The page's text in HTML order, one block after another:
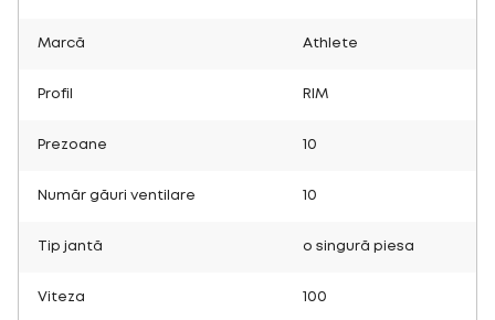
Marcă Athlete
Profil RIM
Prezoane 10
Număr găuri ventilare 10
Tip jantă o singură piesa
Viteza 100